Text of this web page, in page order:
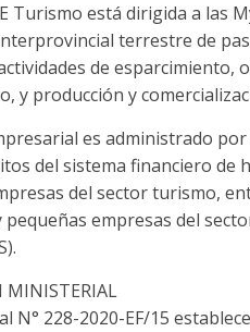
Turismo está dirigida a las
terrestre de
de esparcimiento,
y producción y
es administrado por
del sistema financiero de
del sector turismo,
pequeñas empresas del
MINISTERIAL
N° 228-2020-EF/15